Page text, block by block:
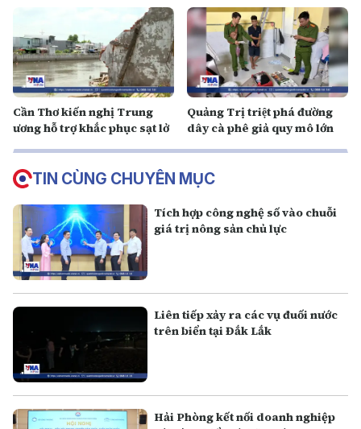
Cần Thơ kiến nghị Trung
ương hỗ trợ khắc phục sạt lở
Quảng Trị triệt phá đường
dây cà phê giả quy mô lớn
TIN CÙNG CHUYÊN MỤC
Tích hợp công nghệ số vào chuỗi
giá trị nông sản chủ lực
Liên tiếp xảy ra các vụ đuối nước
trên biển tại Đắk Lắk
Hải Phòng kết nối doanh nghiệp